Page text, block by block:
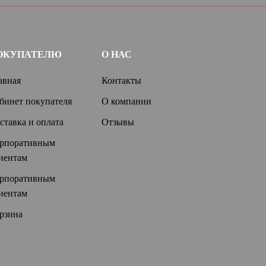
покупателя
и оплата
О НАС
Контакты
О компании
Отзывы